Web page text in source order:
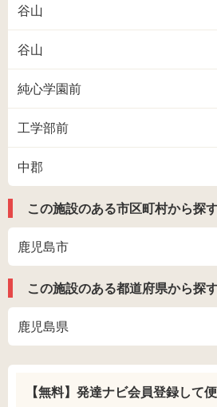
谷山
谷山
純心学園前
工学部前
中郡
この施設のある市区町村から探
鹿児島市
この施設のある都道府県から探
鹿児島県
【無料】発達ナビ会員登録して